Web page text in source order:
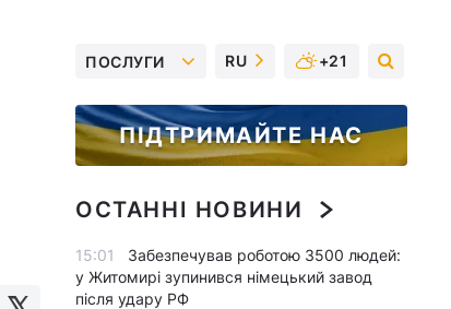
ПОСЛУГИ RU +21
ПІДТРИМАЙТЕ НАС
ОСТАННІ НОВИНИ
15:01
Забезпечував роботою 3500 людей:
у Житомирі зупинився німецький завод
після удару РФ